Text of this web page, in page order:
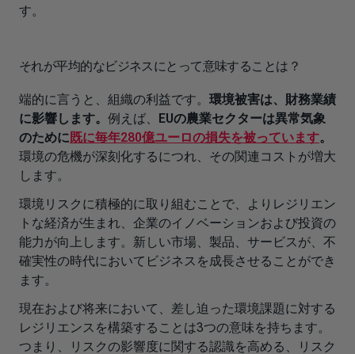
す。
それが平均的なビジネスにとって意味することは？
端的に言うと、組織の利益です。 環境被害は、財務業績
に影響します。 例えば、 EUの農業セクターは異常気象
のために 既に毎年280億ユーロの損失を被っています。
環境の危機が深刻化するにつれ、その関連コストが増大
します。
環境リスクに積極的に取り組むことで、よりレジリエン
トな経済が生まれ、企業のイノベーションおよび投資の
能力が向上します。新しい市場、製品、サービスが、不
確実性の時代においてビジネスを成長させることができ
ます。
現在および将来において、差し迫った環境課題に対する
レジリエンスを構築することは3つの意味を持ちます。
つまり、リスクの影響度に関する認識を高める、リスク